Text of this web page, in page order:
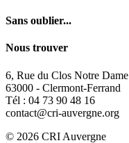
Sans oublier...
Nous trouver
6, Rue du Clos Notre Dame
63000 - Clermont-Ferrand
Tél : 04 73 90 48 16
contact@cri-auvergne.org
© 2026 CRI Auvergne